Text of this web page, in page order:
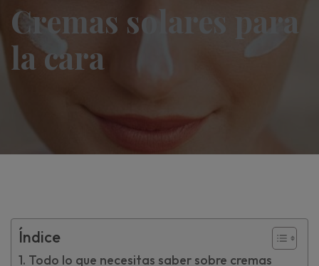
Cremas solares para
la cara
Índice
Todo lo que necesitas saber sobre cremas